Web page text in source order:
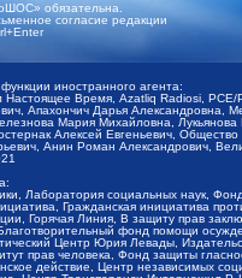
обязательна.
согласие редакции
иностранного агента:
Время, Azatliq Radiosi,
Апахончич Дарья
Мария Михайловна,
Алексей Евгеньевич,
Анин Роман Александрович,
Лаборатория социальных наук,
Гражданская инициатива
Горячая Линия, В защиту прав
фонд помощи
Центр Юрия Левады,
прав человека, Фонд защиты
действие, Центр